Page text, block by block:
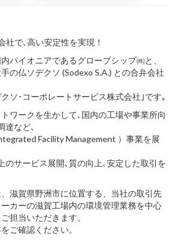
社で､高い安定性を実現！
パイオニアであるグローブシップ㈱と、
の仏ソデクソ (Sodexo S.A.) との合弁会社
ソ･コーポレートサービス株式会社｣です｡
ワークを生かして､国内の工場や事業所向
達など､
Facility Management ）事業を展
のサービス展開､質の向上､安定した取引を
滋賀県野洲市に位置する、当社の取引先
カーの滋賀工場内の環境管理業務を中心
担当いただきます。
ご確認ください。